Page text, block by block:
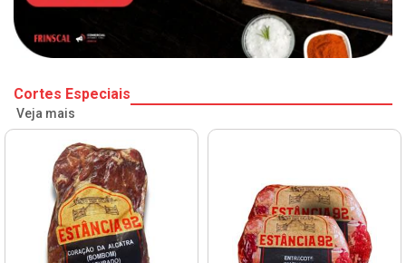
Cortes Especiais
Veja mais